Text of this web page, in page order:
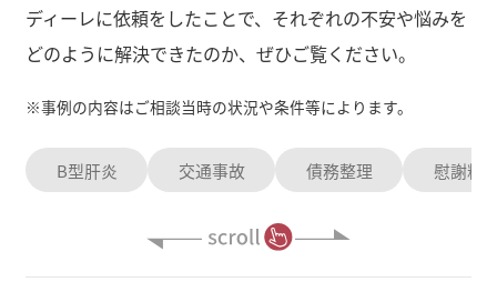
ディーレに依頼をしたことで、それぞれの不安や悩みを
どのように解決できたのか、ぜひご覧ください。
※事例の内容はご相談当時の状況や条件等によります。
B型肝炎 交通事故 債務整理 慰謝料